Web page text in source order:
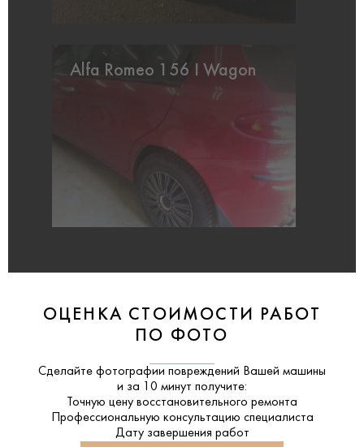
Alfa Romeo 156 I Wagon
ОЦЕНКА СТОИМОСТИ РАБОТ
ПО ФОТО
Сделайте фотографии повреждений Вашей машины
и за 10 минут получите:
Точную цену восстановительного ремонта
Профессиональную консультацию специалиста
Дату завершения работ